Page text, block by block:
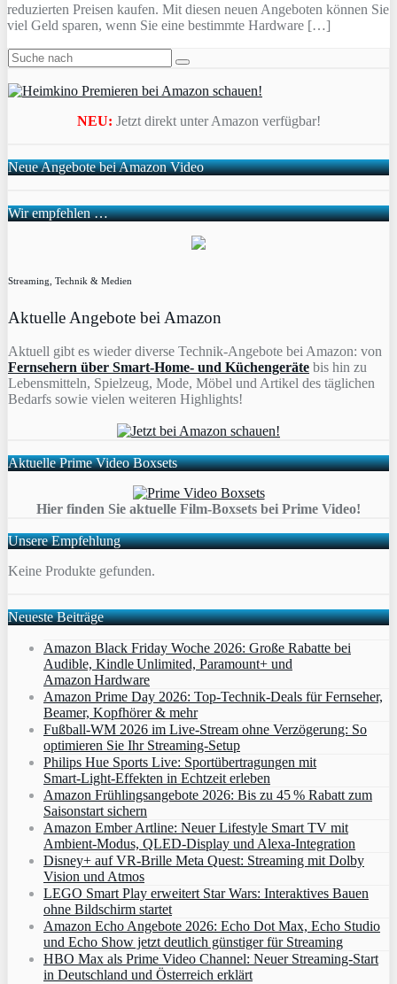
reduzierten Preisen kaufen. Mit diesen neuen Angeboten können Sie
viel Geld sparen, wenn Sie eine bestimmte Hardware […]
NEU: Jetzt direkt unter Amazon verfügbar!
Neue Angebote bei Amazon Video
Wir empfehlen …
Streaming, Technik & Medien
Aktuelle Angebote bei Amazon
Aktuell gibt es wieder diverse Technik-Angebote bei Amazon: von
Fernsehern über Smart-Home- und Küchengeräte bis hin zu
Lebensmitteln, Spielzeug, Mode, Möbel und Artikel des täglichen
Bedarfs sowie vielen weiteren Highlights!
Aktuelle Prime Video Boxsets
Hier finden Sie aktuelle Film-Boxsets bei Prime Video!
Unsere Empfehlung
Keine Produkte gefunden.
Neueste Beiträge
Amazon Black Friday Woche 2026: Große Rabatte bei
Audible, Kindle Unlimited, Paramount+ und
Amazon Hardware
Amazon Prime Day 2026: Top-Technik-Deals für Fernseher,
Beamer, Kopfhörer & mehr
Fußball-WM 2026 im Live-Stream ohne Verzögerung: So
optimieren Sie Ihr Streaming-Setup
Philips Hue Sports Live: Sportübertragungen mit
Smart‑Light‑Effekten in Echtzeit erleben
Amazon Frühlingsangebote 2026: Bis zu 45 % Rabatt zum
Saisonstart sichern
Amazon Ember Artline: Neuer Lifestyle Smart TV mit
Ambient‑Modus, QLED‑Display und Alexa‑Integration
Disney+ auf VR-Brille Meta Quest: Streaming mit Dolby
Vision und Atmos
LEGO Smart Play erweitert Star Wars: Interaktives Bauen
ohne Bildschirm startet
Amazon Echo Angebote 2026: Echo Dot Max, Echo Studio
und Echo Show jetzt deutlich günstiger für Streaming
HBO Max als Prime Video Channel: Neuer Streaming‑Start
in Deutschland und Österreich erklärt